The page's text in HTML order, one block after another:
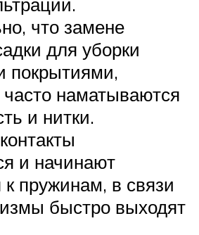
что замене
для уборки
покрытиями,
часто наматываются
и нитки.
и начинают
пружинам, в связи
быстро выходят